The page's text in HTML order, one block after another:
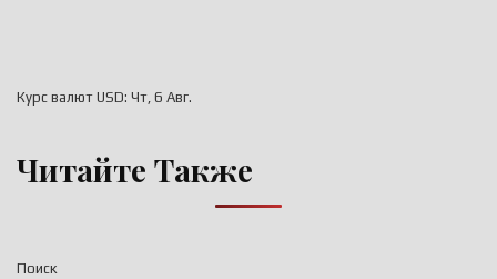
Поиск
Курс валют USD: Чт, 6 Авг.
Читайте Также